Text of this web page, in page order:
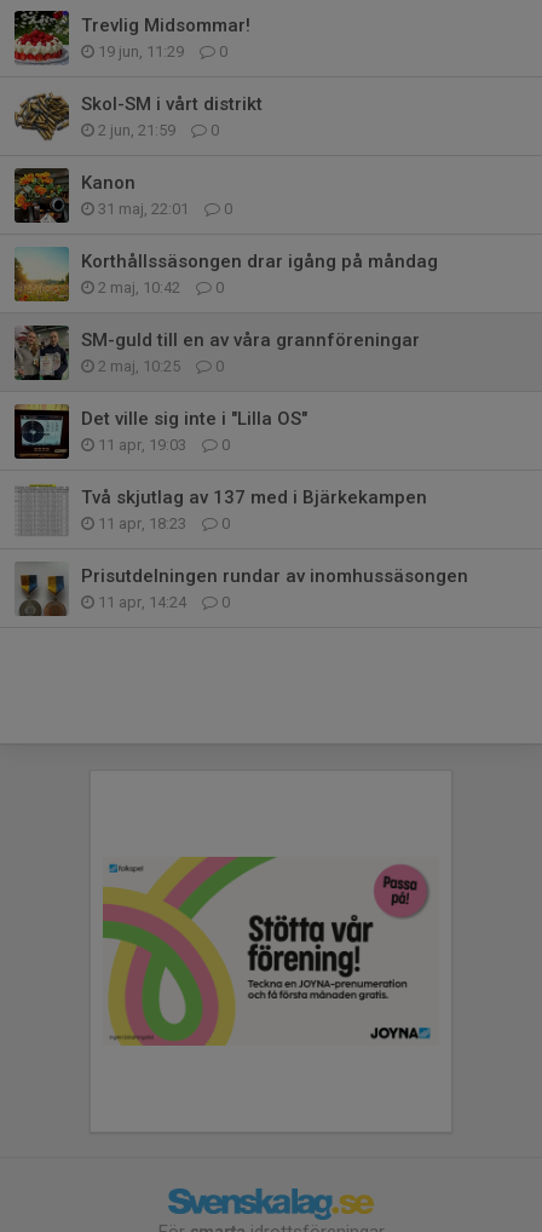
Trevlig Midsommar!
19 jun, 11:29 0
Skol-SM i vårt distrikt
2 jun, 21:59 0
Kanon
31 maj, 22:01 0
Korthållssäsongen drar igång på måndag
2 maj, 10:42 0
SM-guld till en av våra grannföreningar
2 maj, 10:25 0
Det ville sig inte i "Lilla OS"
11 apr, 19:03 0
Två skjutlag av 137 med i Bjärkekampen
11 apr, 18:23 0
Prisutdelningen rundar av inomhussäsongen
11 apr, 14:24 0